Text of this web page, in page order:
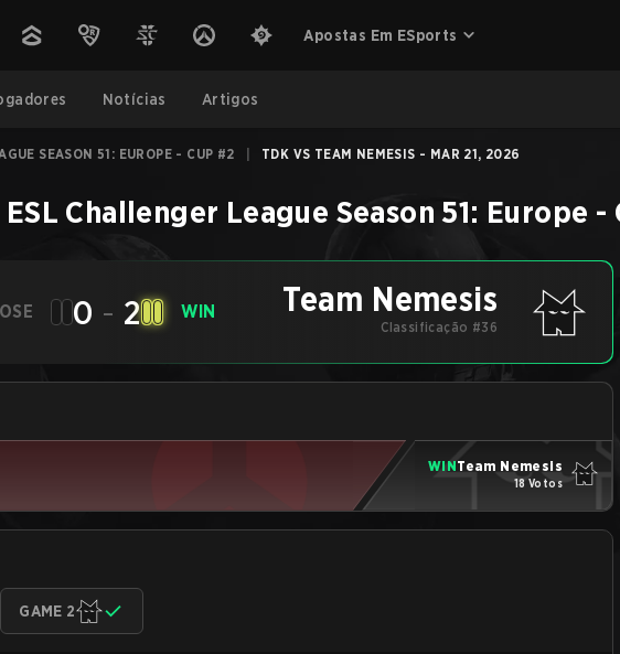
Apostas Em ESports
Notícias Artigos
SEASON 51: EUROPE - CUP #2 TDK VS TEAM NEMESIS - MAR 21, 2026
Challenger League Season 51: Europe -
0 - 2 WIN Team Nemesis
Classificação #36
WINTeam Nemesis
18 Votos
GAME 2